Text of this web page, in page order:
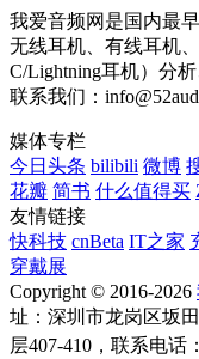
我爱音频网是国内最
无线耳机、有线耳机
C/Lightning耳机）分
联系我们：
媒体专栏
今日头条 bilibili 微博
花瓣 简书 什么值得买
友情链接
快科技 cnBeta IT之家
穿戴展
Copyright © 2016-2026
址：深圳市龙岗区坂
层407-410，联系电话